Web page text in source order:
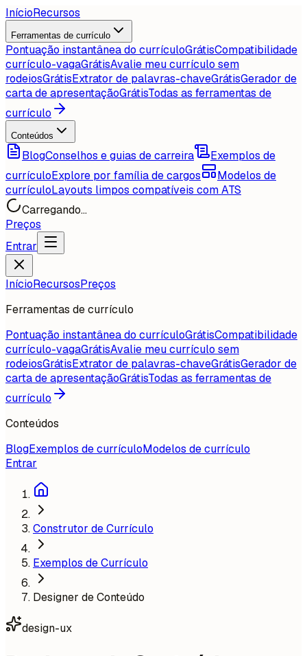
InícioRecursos
Ferramentas de currículo
Pontuação instantânea do currículoGrátisCompatibilidade
currículo-vagaGrátisAvalie meu currículo sem
rodeiosGrátisExtrator de palavras-chaveGrátisGerador de
carta de apresentaçãoGrátisTodas as ferramentas de
currículo
Conteúdos
BlogConselhos e guias de carreira
Exemplos de
currículoExplore por família de cargos
Modelos de
currículoLayouts limpos compatíveis com ATS
Carregando...
Preços
Entrar
InícioRecursosPreços
Ferramentas de currículo
Pontuação instantânea do currículoGrátisCompatibilidade
currículo-vagaGrátisAvalie meu currículo sem
rodeiosGrátisExtrator de palavras-chaveGrátisGerador de
carta de apresentaçãoGrátisTodas as ferramentas de
currículo
Conteúdos
BlogExemplos de currículoModelos de currículo
Entrar
Construtor de Currículo
Exemplos de Currículo
Designer de Conteúdo
design-ux